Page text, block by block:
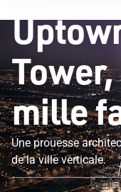
Tower,
mille
Une prouesse
de la ville verticale.